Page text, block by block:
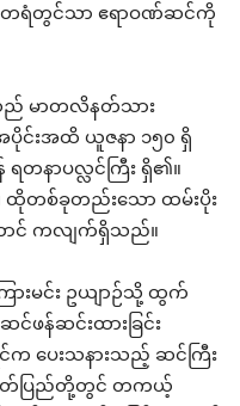
ါတရံတွင်သာ ဧရာဝဏ်ဆင်ကို
ည် မာတလိနတ်သား
ပိုင်းအထိ ယူဇနာ ၁၅၀ ရှိ
တနာပလ္လင်ကြီး ရှိ၏။
ထိုတစ်ခုတည်းသော ထမ်းပိုး
ောင် ကလျက်ရှိသည်။
းမင်း ဥယျာဉ်သို့ ထွက်
ဖန်ဆင်းထားခြင်း
ပေးသနားသည့် ဆင်ကြီး
နတ်ပြည်တို့တွင် တကယ့်